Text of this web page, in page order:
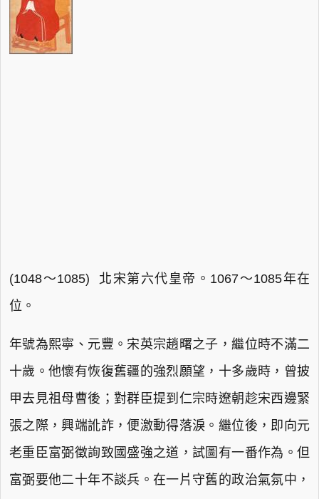
(1048～1085) 北宋第六代皇帝。1067～1085年在
位。
年號為熙寧、元豐。宋英宗趙曙之子，繼位時不滿二
十歲。他懷有恢復舊疆的強烈願望，十多歲時，曾披
甲去見祖母曹後；對群臣提到仁宗時遼朝趁宋西邊緊
張之際，興端訛詐，便激動得落淚。繼位後，即向元
老重臣富弼徵詢致國盛強之道，試圖有一番作為。但
富弼要他二十年不談兵。在一片守舊的政治氣氛中，